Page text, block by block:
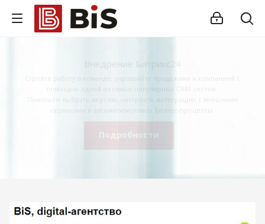
Внедрение Битрикс24
Помогаем выбрать версию, настроить интеграцию с внешними
Подробности